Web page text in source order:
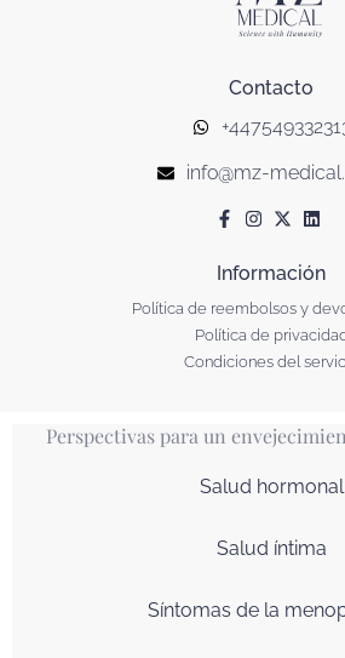
Contacto
info@mz-
Información
Política de reembolsos y
Política de
Condiciones del
Perspectivas para un
Salud hormonal
Salud íntima
Síntomas de la